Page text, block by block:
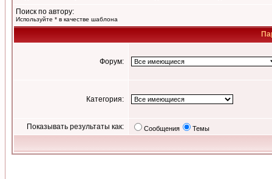
Поиск по автору:
Используйте * в качестве шаблона
Форум:
Категория:
Показывать результаты как: Сообщения Темы